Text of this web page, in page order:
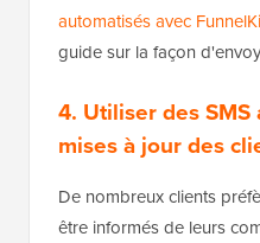
automatisés avec
guide sur la façon
4. Utiliser des
mises à jour des
De nombreux clients
être informés de leurs